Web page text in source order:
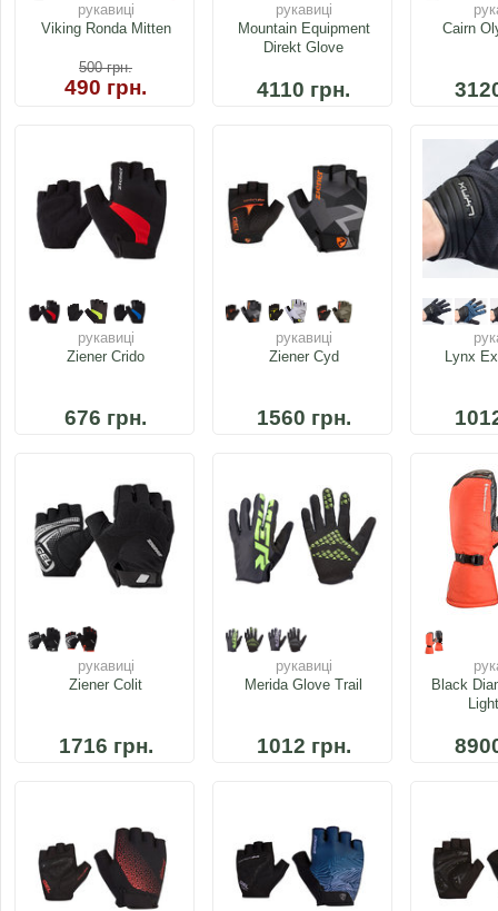
рукавиці
Viking Ronda Mitten
500грн.
490 грн.
рукавиці
Mountain Equipment
Direkt Glove
4110 грн.
Cairn
рукавиці
Ziener Crido
676 грн.
рукавиці
Ziener Cyd
1560 грн.
Lynx
рукавиці
Ziener Colit
1716 грн.
рукавиці
Merida Glove Trail
1012 грн.
Black